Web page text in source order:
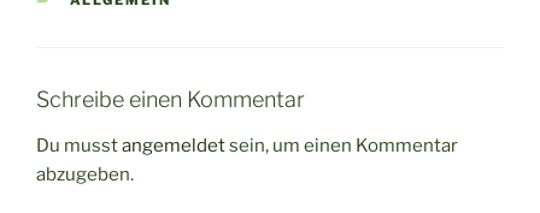
Schreibe einen Kommentar
Du musstangemeldetsein, um einen Kommentar
abzugeben.